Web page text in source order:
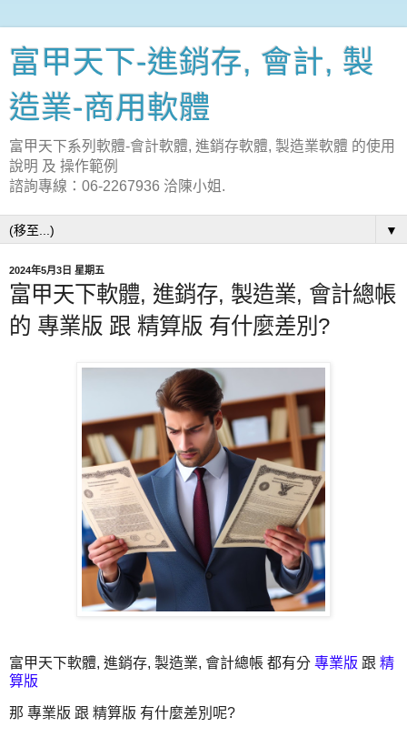
富甲天下-進銷存, 會計, 製
造業-商用軟體
富甲天下系列軟體-會計軟體, 進銷存軟體, 製造業軟體 的使用
說明 及 操作範例
諮詢專線：06-2267936 洽陳小姐.
▼
2024年5月3日 星期五
富甲天下軟體, 進銷存, 製造業, 會計總帳
的 專業版 跟 精算版 有什麼差別?
富甲天下軟體, 進銷存, 製造業, 會計總帳 都有分 專業版 跟 精
算版
那 專業版 跟 精算版 有什麼差別呢?